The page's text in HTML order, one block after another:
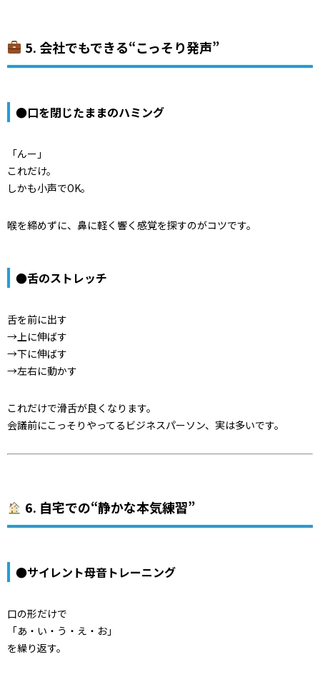
5. 会社でもできる“こっそり発声”
●口を閉じたままのハミング
「んー」
これだけ。
しかも小声でOK。
喉を締めずに、鼻に軽く響く感覚を探すのがコツです。
●舌のストレッチ
舌を前に出す
→上に伸ばす
→下に伸ばす
→左右に動かす
これだけで滑舌が良くなります。
会議前にこっそりやってるビジネスパーソン、実は多いです。
6. 自宅での“静かな本気練習”
●サイレント母音トレーニング
口の形だけで
「あ・い・う・え・お」
を繰り返す。